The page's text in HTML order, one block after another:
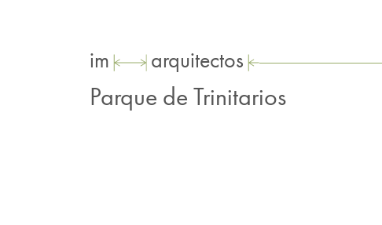
im arquitectos
Parque de Trinitarios